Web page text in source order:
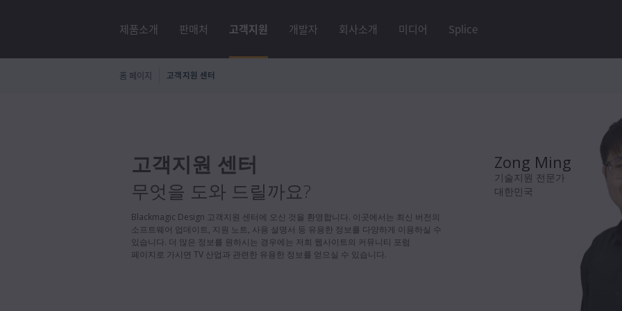
제품소개 판매처 고객지원 개발자 회사소개 미디어 Splice
홈 페이지 고객지원 센터
고객지원 센터
무엇을 도와 드릴까요?
Blackmagic Design 고객지원 센터에 오신 것을 환영합니다. 이곳에서는 최신 버전의
소프트웨어 업데이트, 지원 노트, 사용 설명서 등 유용한 정보를 다양하게 이용하실 수
있습니다. 더 많은 정보를 원하시는 경우에는 저희 웹사이트의 커뮤니티 포럼
페이지로 가시면 TV 산업과 관련한 유용한 정보를 얻으실 수 있습니다.
Zong Ming
기술지원 전문가
대한민국